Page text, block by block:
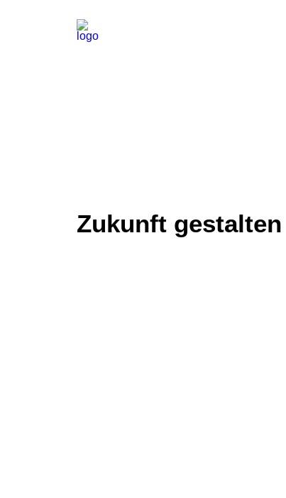
Zukunft gestalten